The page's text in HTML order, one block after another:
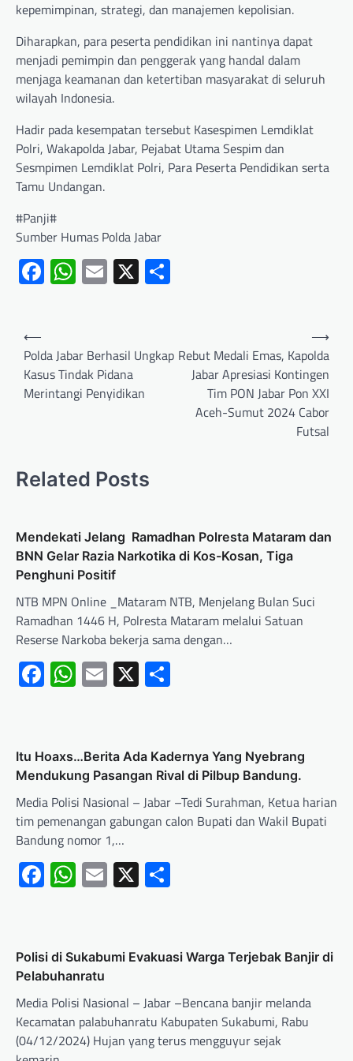
kepemimpinan, strategi, dan manajemen kepolisian.
Diharapkan, para peserta pendidikan ini nantinya dapat
menjadi pemimpin dan penggerak yang handal dalam
menjaga keamanan dan ketertiban masyarakat di seluruh
wilayah Indonesia.
Hadir pada kesempatan tersebut Kasespimen Lemdiklat
Polri, Wakapolda Jabar, Pejabat Utama Sespim dan
Sesmpimen Lemdiklat Polri, Para Peserta Pendidikan serta
Tamu Undangan.
#Panji#
Sumber Humas Polda Jabar
Facebook
WhatsApp
Email
X
⟵
Polda Jabar Berhasil Ungkap
Kasus Tindak Pidana
Merintangi Penyidikan
Rebut Medali Emas, Kapolda
Jabar Apresiasi Kontingen
Tim PON Jabar Pon XXI
Aceh-Sumut 2024 Cabor
Futsal
⟶
Related Posts
Mendekati Jelang Ramadhan Polresta Mataram dan
BNN Gelar Razia Narkotika di Kos-Kosan, Tiga
Penghuni Positif
NTB MPN Online _Mataram NTB, Menjelang Bulan Suci
Ramadhan 1446 H, Polresta Mataram melalui Satuan
Reserse Narkoba bekerja sama dengan…
Facebook
WhatsApp
Email
X
Itu Hoaxs…Berita Ada Kadernya Yang Nyebrang
Mendukung Pasangan Rival di Pilbup Bandung.
Media Polisi Nasional – Jabar –Tedi Surahman, Ketua harian
tim pemenangan gabungan calon Bupati dan Wakil Bupati
Bandung nomor 1,…
Facebook
WhatsApp
Email
X
Polisi di Sukabumi Evakuasi Warga Terjebak Banjir di
Pelabuhanratu
Media Polisi Nasional – Jabar –Bencana banjir melanda
Kecamatan palabuhanratu Kabupaten Sukabumi, Rabu
(04/12/2024) Hujan yang terus mengguyur sejak